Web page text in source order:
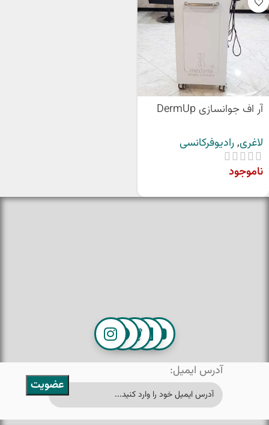
آر اف جوانسازی DermUp
لاغری,رادیوفرکانسی
ناموجود
آدرس ایمیل: